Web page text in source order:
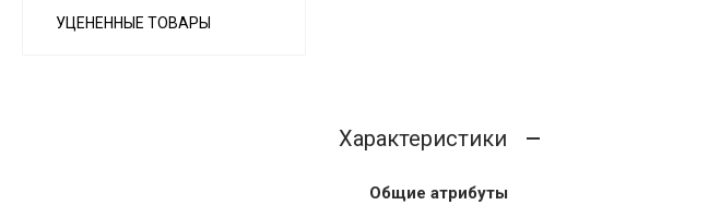
УЦЕНЕННЫЕ ТОВАРЫ
Характеристики
Общие атрибуты